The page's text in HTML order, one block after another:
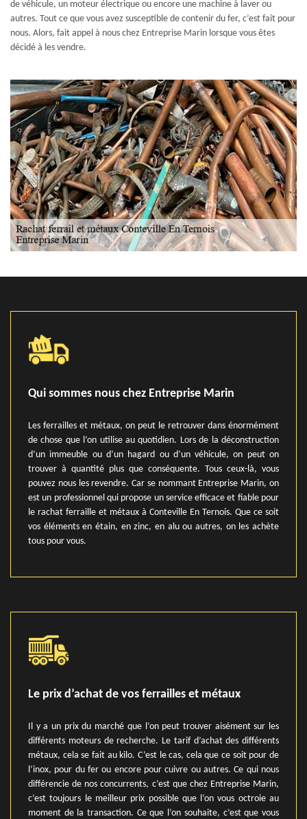
de véhicule, un moteur électrique ou encore une machine à laver ou
autres. Tout ce que vous avez susceptible de contenir du fer, c’est fait pour
nous. Alors, fait appel à nous chez Entreprise Marin lorsque vous êtes
décidé à les vendre.
Qui sommes nous chez Entreprise Marin
Les ferrailles et métaux, on peut le retrouver dans énormément
de chose que l’on utilise au quotidien. Lors de la déconstruction
d’un immeuble ou d’un hagard ou d’un véhicule, on peut on
trouver à quantité plus que conséquente. Tous ceux-là, vous
pouvez nous les revendre. Car se nommant Entreprise Marin, on
est un professionnel qui propose un service efficace et fiable pour
le rachat ferraille et métaux à Conteville En Ternois. Que ce soit
vos éléments en étain, en zinc, en alu ou autres, on les achète
tous pour vous.
Le prix d’achat de vos ferrailles et métaux
Il y a un prix du marché que l’on peut trouver aisément sur les
différents moteurs de recherche. Le tarif d’achat des différents
métaux, cela se fait au kilo. C’est le cas, cela que ce soit pour de
l’inox, pour du fer ou encore pour cuivre ou autres. Ce qui nous
différencie de nos concurrents, c’est que chez Entreprise Marin,
c’est toujours le meilleur prix possible que l’on vous octroie au
moment de la transaction. Ce que l’on souhaite, c’est que vous